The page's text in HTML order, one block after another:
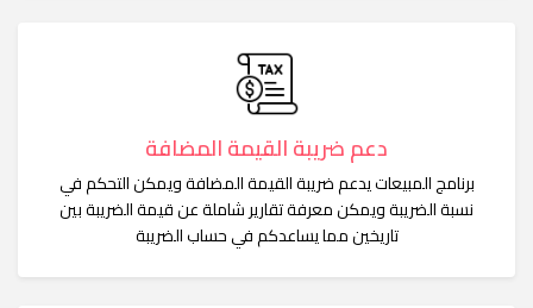
دعم ضريبة القيمة المضافة
برنامج المبيعات يدعم ضريبة القيمة المضافة ويمكن التحكم في
نسبة الضريبة ويمكن معرفة تقارير شاملة عن قيمة الضريبة بين
تاريخين مما يساعدكم في حساب الضريبة